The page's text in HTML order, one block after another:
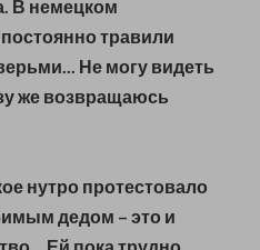
В немецком
травили
Не могу видеть
же возвращаюсь
нутро протестовало
дедом – это и